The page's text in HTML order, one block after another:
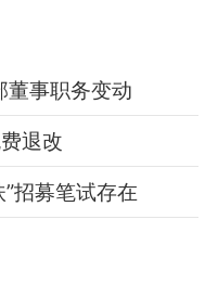
董事职务变动
退改
招募笔试存在